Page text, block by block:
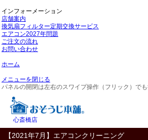
インフォーメーション
店舗案内
換気扇フィルター定期交換サービス
エアコン2027年問題
ご注文の流れ
お問い合わせ
ホーム
メニューを閉じる
パネルの開閉は左右のスワイプ操作（フリック）で
心斎橋店
【2021年7月】エアコンクリーニング